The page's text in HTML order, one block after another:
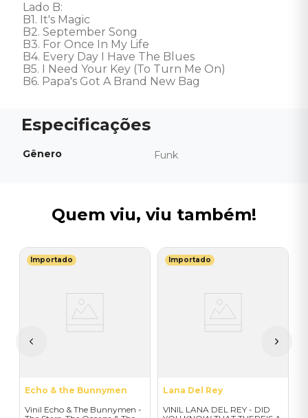
Lado B:
B1. It's Magic
B2. September Song
B3. For Once In My Life
B4. Every Day I Have The Blues
B5. I Need Your Key (To Turn Me On)
B6. Papa's Got A Brand New Bag
Gênero Funk
Quem viu, viu também!
Importado
Echo & the Bunnymen
Vinil Echo & The Bunnymen -
Importado
Lana Del Rey
VINIL LANA DEL REY - DID